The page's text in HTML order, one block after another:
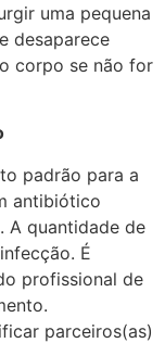
uma pequena
desaparece
corpo se não for
padrão para a
antibiótico
A quantidade de
É
profissional de
parceiros(as)